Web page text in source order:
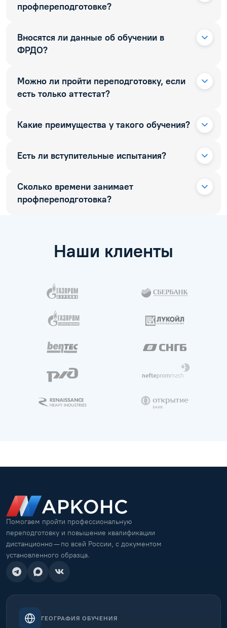
профпереподготовке?
Вносятся ли данные об обучении в
ФРДО?
Можно ли пройти переподготовку, если
есть только аттестат?
Какие преимущества у такого обучения?
Есть ли вступительные испытания?
Сколько времени занимает
профпереподготовка?
Наши клиенты
Помогаем пройти профессиональную
переподготовку и повышение квалификации
дистанционно — по всей России, с документом
установленного образца.
ГЕОГРАФИЯ ОБУЧЕНИЯ